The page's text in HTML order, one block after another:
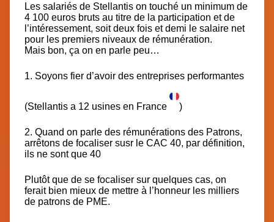
Les salariés de Stellantis on touché un minimum de
4 100 euros bruts au titre de la participation et de
l’intéressement, soit deux fois et demi le salaire net
pour les premiers niveaux de rémunération.
Mais bon, ça on en parle peu…
1. Soyons fier d’avoir des entreprises performantes
(Stellantis a 12 usines en France )
2. Quand on parle des rémunérations des Patrons,
arrêtons de focaliser susr le CAC 40, par définition,
ils ne sont que 40
Plutôt que de se focaliser sur quelques cas, on
ferait bien mieux de mettre à l’honneur les milliers
de patrons de PME.